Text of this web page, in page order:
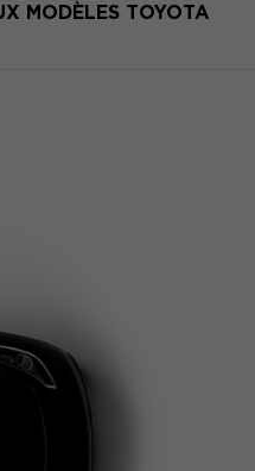
MODÈLES TOYOTA